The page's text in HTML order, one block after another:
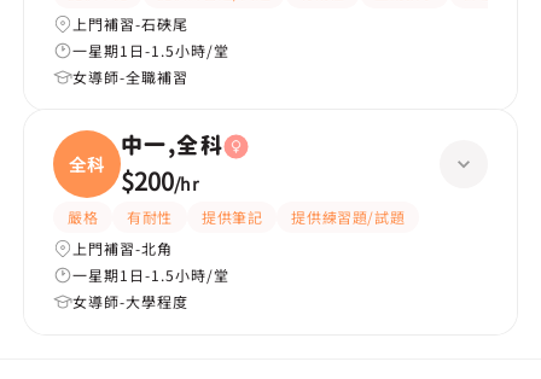
上門補習-石硤尾
一星期1日-1.5小時/堂
女導師-全職補習
全科
中一,全科
$200/hr
嚴格 有耐性 提供筆記
提供練習題/試題
上門補習-北角
一星期1日-1.5小時/堂
女導師-大學程度